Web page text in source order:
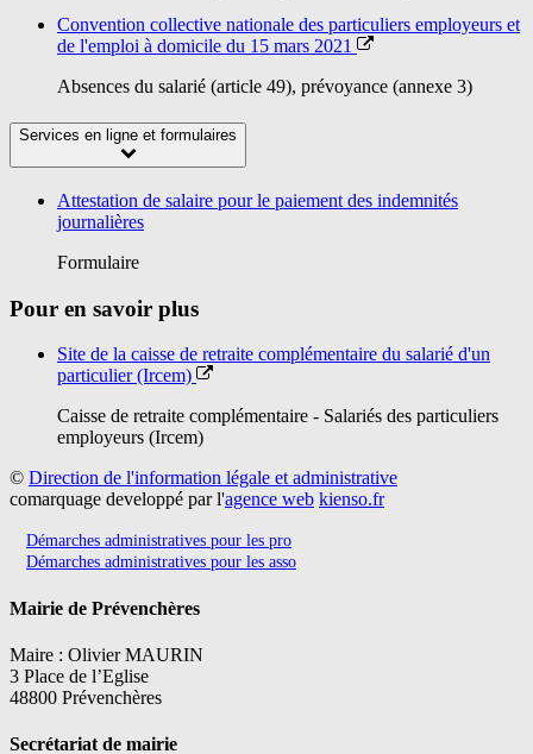
Convention collective nationale des particuliers employeurs et
de l'emploi à domicile du 15 mars 2021
Absences du salarié (article 49), prévoyance (annexe 3)
Services en ligne et formulaires
Attestation de salaire pour le paiement des indemnités
journalières
Formulaire
Pour en savoir plus
Site de la caisse de retraite complémentaire du salarié d'un
particulier (Ircem)
Caisse de retraite complémentaire - Salariés des particuliers
employeurs (Ircem)
© Direction de l'information légale et administrative
comarquage developpé par l'agence web kienso.fr
Démarches administratives pour les pro
Démarches administratives pour les asso
Mairie de Prévenchères
Maire : Olivier MAURIN
3 Place de l’Eglise
48800 Prévenchères
Secrétariat de mairie